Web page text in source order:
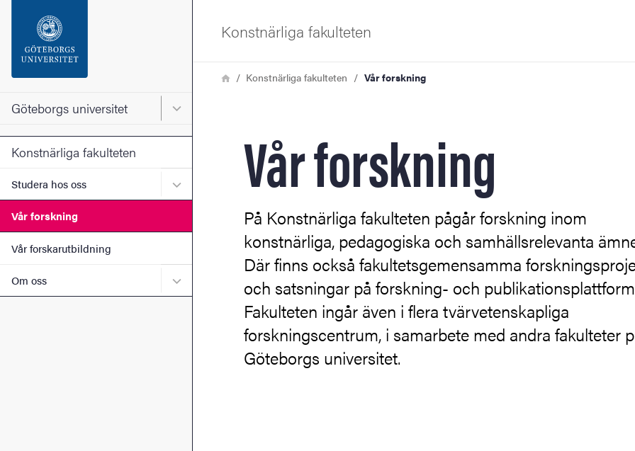
Sidfoten
Om webbplatsen
Göteborgs universitet Huvudmeny för Göteborgs universitet
Konstnärliga fakulteten
Studera hos oss Undermeny för Studera hos oss
Vår forskning
Vår forskarutbildning
Om oss Undermeny för Om oss
Konstnärliga fakulteten
LänkstigHemKonstnärliga fakulteten Vår forskning
Vår forskning
På Konstnärliga fakulteten pågår forskning inom
konstnärliga, pedagogiska och samhällsrelevanta
Där finns också fakultetsgemensamma
och satsningar på forskning- och
Fakulteten ingår även i flera tvärvetenskapliga
forskningscentrum, i samarbete med andra fakulteter
Göteborgs universitet.